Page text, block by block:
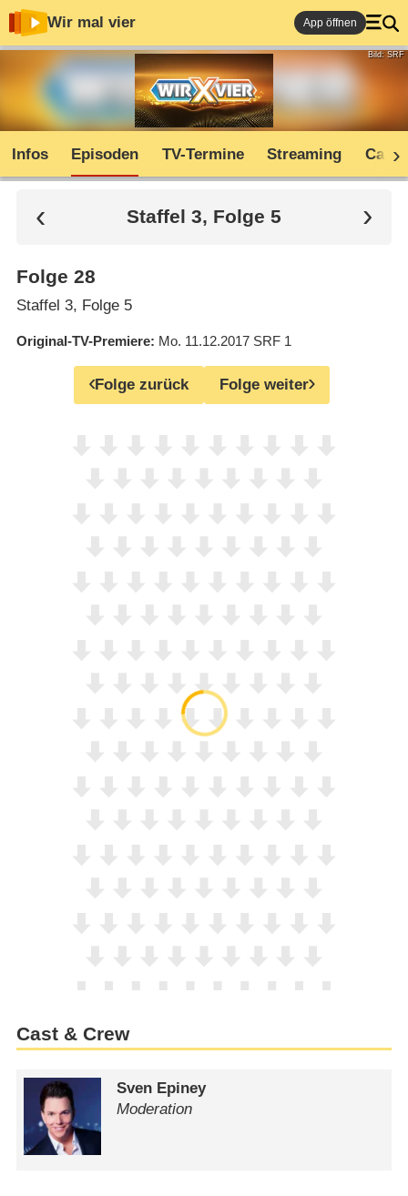
Wir mal vier App öffnen
Bild: SRF
Infos Episoden TV-Termine Streaming Cast
Staffel 3, Folge 5
Folge 28
Staffel 3, Folge 5
Original-TV-Premiere Mo. 11.12.2017 SRF 1
Folge zurück Folge weiter
Cast & Crew
Sven Epiney
Moderation